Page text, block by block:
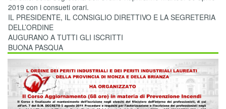
2019 con i consueti orari.
IL PRESIDENTE, IL CONSIGLIO DIRETTIVO E LA SEGRETERIA
DELL’ORDINE
AUGURANO A TUTTI GLI ISCRITTI
BUONA PASQUA